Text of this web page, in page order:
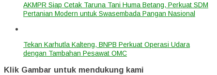
AKMPR Siap Cetak Taruna Tani Huma Betang, Perkuat SDM
Pertanian Modern untuk Swasembada Pangan Nasional
Tekan Karhutla Kalteng, BNPB Perkuat Operasi Udara
dengan Tambahan Pesawat OMC
Klik Gambar untuk mendukung kami